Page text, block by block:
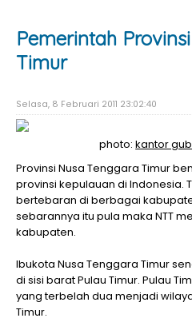
Pemerintah
Timur
Selasa, 8 Februari 2011 23:02:40
photo:kantor
Provinsi Nusa Tenggara Timur
provinsi kepulauan di Indonesia.
bertebaran di berbagai
sebarannya itu pula maka NTT
kabupaten.
Ibukota Nusa Tenggara Timur
di sisi barat Pulau Timur. Pulau
yang terbelah dua menjadi
Timur.